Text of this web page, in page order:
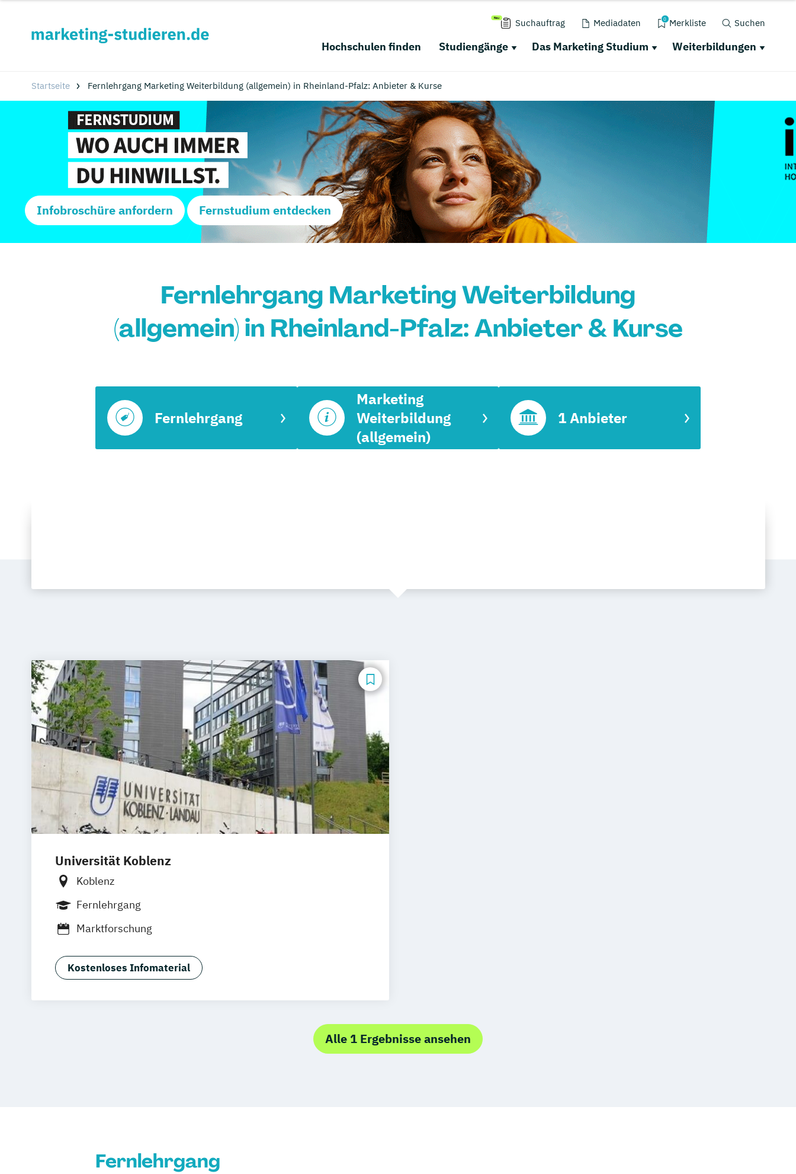
Suchauftrag Mediadaten 0 Merkliste Suchen
Hochschulen finden Studiengänge Das Marketing Studium Weiterbildungen
Startseite Fernlehrgang Marketing Weiterbildung (allgemein) in Rheinland-Pfalz: Anbieter & Kurse
Infobroschüre anfordern Fernstudium entdecken
Fernlehrgang Marketing Weiterbildung
(allgemein) in Rheinland-Pfalz: Anbieter & Kurse
Fernlehrgang
Marketing
Weiterbildung
(allgemein)
1 Anbieter
Universität Koblenz
Koblenz
Fernlehrgang
Marktforschung
Kostenloses Infomaterial
Alle 1 Ergebnisse ansehen
Fernlehrgang